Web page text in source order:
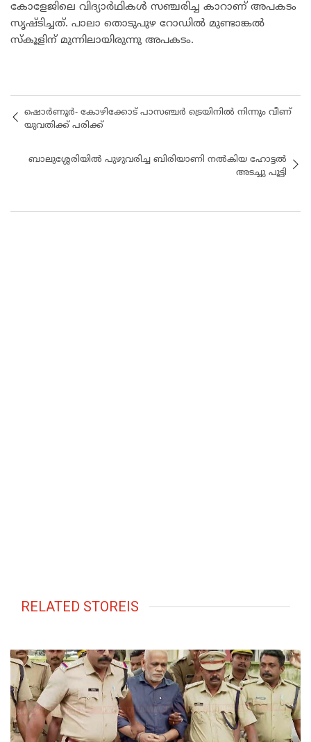
കോളേജിലെ വിദ്യാർഥികൾ സഞ്ചരിച്ച കാറാണ് അപകടം
സൃഷ്ടിച്ചത്. പാലാ തൊടുപുഴ റോഡിൽ മുണ്ടാങ്കൽ
സ്കൂളിന് മുന്നിലായിരുന്നു അപകടം.
ഷൊർണൂർ- കോഴിക്കോട് പാസഞ്ചർ ട്രെയിനിൽ നിന്നും വീണ്
യുവതിക്ക് പരിക്ക്
ബാലുശ്ശേരിയിൽ പുഴുവരിച്ച ബിരിയാണി നല്‍കിയ ഹോട്ടല്‍
അടച്ചു പൂട്ടി
RELATED STOREIS